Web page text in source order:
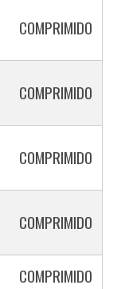
COMPRIMIDO
COMPRIMIDO
COMPRIMIDO
COMPRIMIDO
COMPRIMIDO